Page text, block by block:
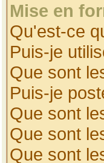
Mise en
Qu'est-ce
Puis-je
Que sont
Puis-je
Que sont
Que sont
Que sont